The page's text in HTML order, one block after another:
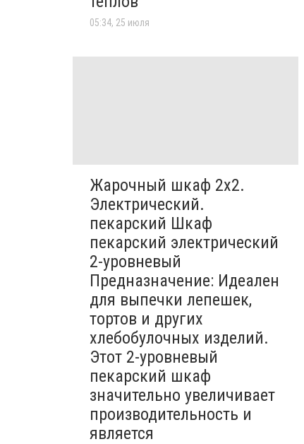
05:34, 25 июля
Жарочный шкаф 2х2.
Электрический.
пекарский Шкаф
пекарский электрический
2-уровневый
Предназначение: Идеален
для выпечки лепешек,
тортов и других
хлебобулочных изделий.
Этот 2-уровневый
пекарский шкаф
значительно увеличивает
производительность и
является